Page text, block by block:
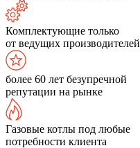
Комплектующие только
от ведущих производителей
более 60 лет безупречной
репутации на рынке
Газовые котлы под любые
потребности клиента